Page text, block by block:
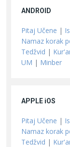
ANDROID
Pitaj Učene |
Namaz korak
Tedžvid |
UM | Minber
APPLE iOS
Pitaj Učene |
Namaz korak
Tedžvid |